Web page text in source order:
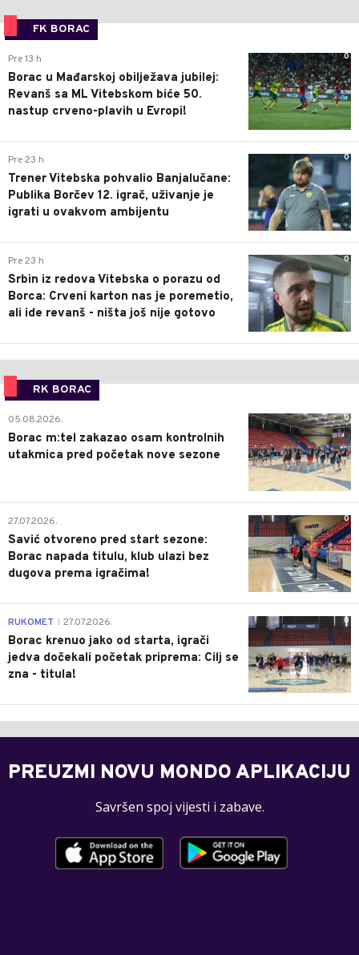
FK BORAC
0
Pre 13 h
Borac u Mađarskoj obilježava jubilej:
Revanš sa ML Vitebskom biće 50.
nastup crveno-plavih u Evropi!
0
Pre 23 h
Trener Vitebska pohvalio Banjalučane:
Publika Borčev 12. igrač, uživanje je
igrati u ovakvom ambijentu
0
Pre 23 h
Srbin iz redova Vitebska o porazu od
Borca: Crveni karton nas je poremetio,
ali ide revanš - ništa još nije gotovo
RK BORAC
0
05.08.2026.
Borac m:tel zakazao osam kontrolnih
utakmica pred početak nove sezone
0
27.07.2026.
Savić otvoreno pred start sezone:
Borac napada titulu, klub ulazi bez
dugova prema igračima!
0
RUKOMET 27.07.2026.
Borac krenuo jako od starta, igrači
jedva dočekali početak priprema: Cilj se
zna - titula!
PREUZMI NOVU MONDO APLIKACIJU
Savršen spoj vijesti i zabave.